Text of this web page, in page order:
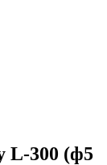
L-300 (ф5